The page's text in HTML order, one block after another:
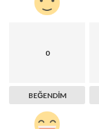
0
BEĞENDIM